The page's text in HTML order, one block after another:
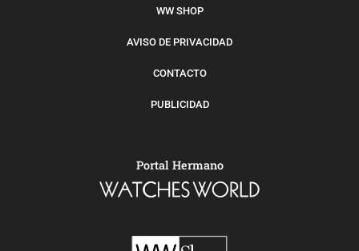
WW SHOP
AVISO DE PRIVACIDAD
CONTACTO
PUBLICIDAD
Portal Hermano